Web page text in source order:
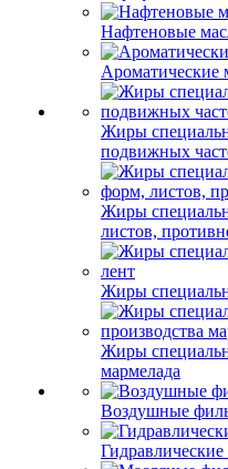
Нафтеновые
Ароматические
Жиры
подвижных
Жиры
листов,
Жиры
Жиры
мармелада
Воздушные